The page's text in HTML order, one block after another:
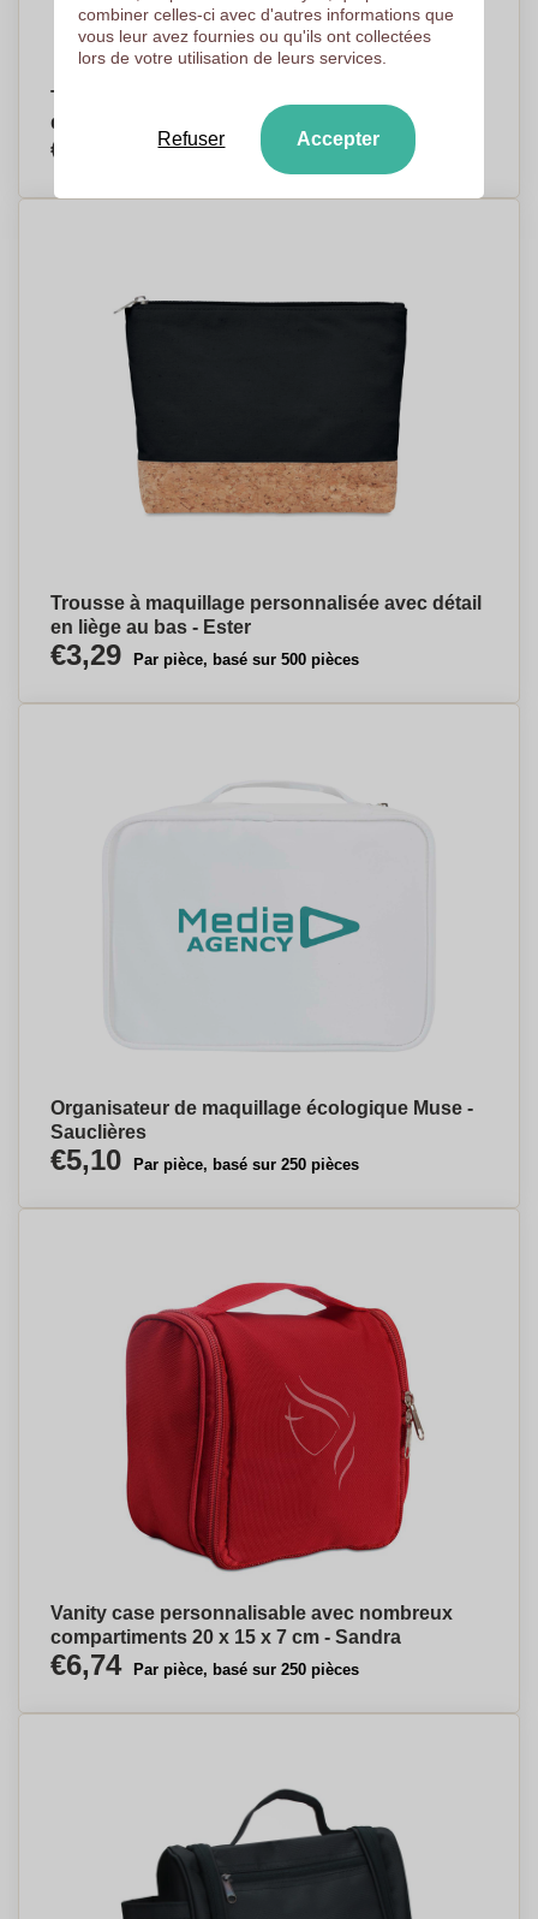
Trousse de toilette personnalisée avec
dragonne 23 x 14,5 x 10 cm - Cecilia
€3,13 Par pièce, basé sur 500 pièces
Trousse à maquillage personnalisée avec détail
en liège au bas - Ester
€3,29 Par pièce, basé sur 500 pièces
Organisateur de maquillage écologique Muse -
Sauclières
€5,10 Par pièce, basé sur 250 pièces
Vanity case personnalisable avec nombreux
compartiments 20 x 15 x 7 cm - Sandra
€6,74 Par pièce, basé sur 250 pièces
combiner celles-ci avec d'autres informations que
vous leur avez fournies ou qu'ils ont collectées
lors de votre utilisation de leurs services.
Refuser Accepter